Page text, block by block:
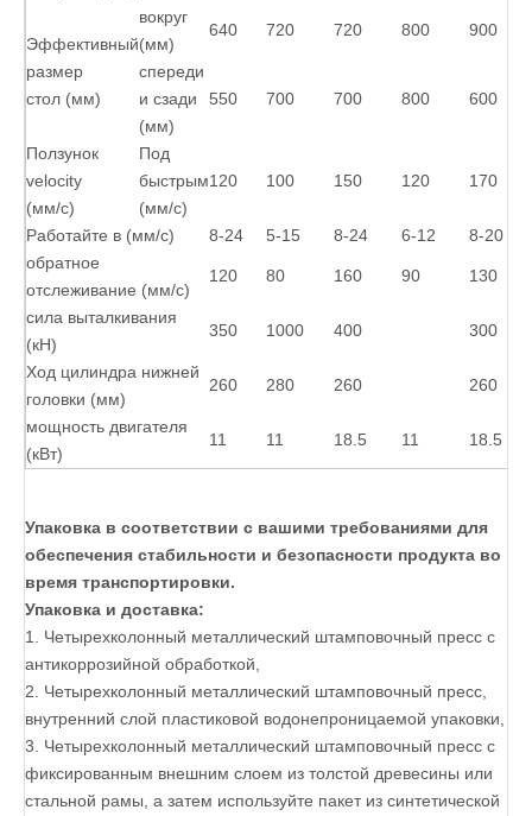
Эффективный
размер
стол (мм)
вокруг
(мм)
640 720 720 800 900
спереди
и сзади
(мм)
550 700 700 800 600
Ползунок
velocity
(мм/с)
Под
быстрым
(мм/с)
120 100 150 120 170
Работайте в (мм/с) 8-24 5-15 8-24 6-12 8-20
обратное
отслеживание (мм/с)
120 80 160 90 130
сила выталкивания
(кН)
350 1000 400 300
Ход цилиндра нижней
головки (мм)
260 280 260 260
мощность двигателя
(кВт)
11 11 18.5 11 18.5
Упаковка в соответствии с вашими требованиями для
обеспечения стабильности и безопасности продукта во
время транспортировки.
Упаковка и доставка:
1. Четырехколонный металлический штамповочный пресс с
антикоррозийной обработкой,
2. Четырехколонный металлический штамповочный пресс,
внутренний слой пластиковой водонепроницаемой упаковки,
3. Четырехколонный металлический штамповочный пресс с
фиксированным внешним слоем из толстой древесины или
стальной рамы, а затем используйте пакет из синтетической